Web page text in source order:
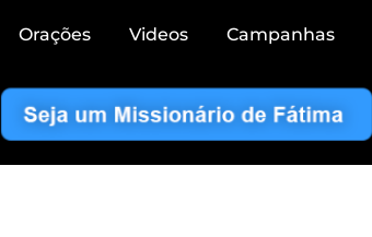
Orações Videos Campanhas